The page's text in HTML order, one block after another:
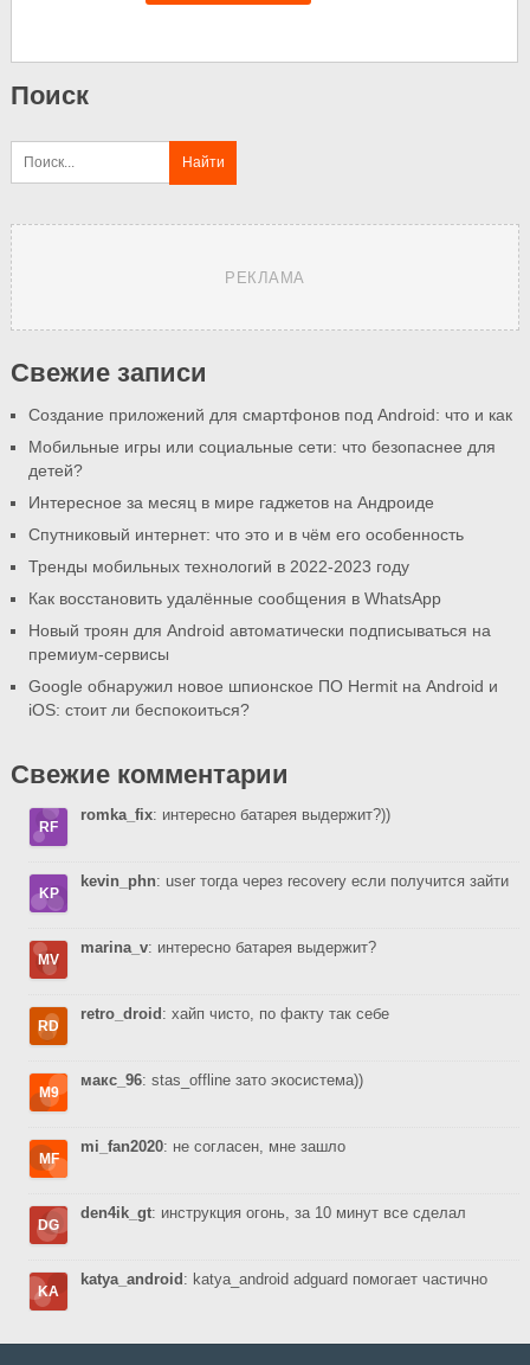
Поиск
РЕКЛАМА
Свежие записи
Создание приложений для смартфонов под Android: что и как
Мобильные игры или социальные сети: что безопаснее для
детей?
Интересное за месяц в мире гаджетов на Андроиде
Спутниковый интернет: что это и в чём его особенность
Тренды мобильных технологий в 2022-2023 году
Как восстановить удалённые сообщения в WhatsApp
Новый троян для Android автоматически подписываться на
премиум-сервисы
Google обнаружил новое шпионское ПО Hermit на Android и
iOS: стоит ли беспокоиться?
Свежие комментарии
romka_fix: интересно батарея выдержит?))
kevin_phn: user тогда через recovery если получится зайти
marina_v: интересно батарея выдержит?
retro_droid : хайп чисто, по факту так себе
макс_96: stas_offline зато экосистема))
mi_fan2020: не согласен, мне зашло
den4ik_gt: инструкция огонь, за 10 минут все сделал
katya_android : katya_android adguard помогает частично